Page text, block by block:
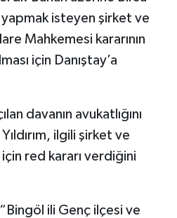
isteyen şirket ve
Mahkemesi kararının
için Danıştay’a
davanın avukatlığını
ilgili şirket ve
için red kararı verdiğini
“Bingöl ili Genç ilçesi ve